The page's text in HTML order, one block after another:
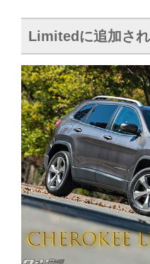
Limited に追加さ